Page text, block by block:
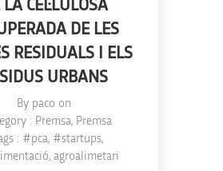
LA CEL·LULOSA
DE LES
RESIDUALS I ELS
URBANS
By paco on
: Premsa, Premsa
: #pca, #startups,
, agroalimetari